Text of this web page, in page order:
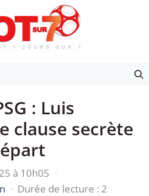
: Luis
clause secrète
à 10h05 ·
· Durée de lecture : 2